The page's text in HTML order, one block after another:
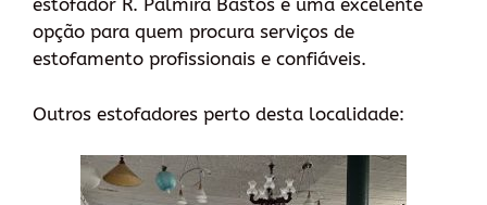
estofador R. Palmira Bastos é uma excelente
opção para quem procura serviços de
estofamento profissionais e confiáveis.
Outros estofadores perto desta localidade: